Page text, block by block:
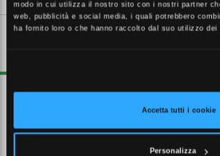
modo in cui utilizza il nostro sito con i nostri partner
web, pubblicità e social media, i quali potrebbero
ha fornito loro o che hanno raccolto dal suo utilizzo dei
Accetta tutti i cookie
Personalizza
Raccordo ad innesto rapido in ottone
CARATTERISTICHE TECNICHE